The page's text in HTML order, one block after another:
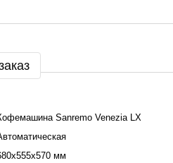
Sanremo Venezia LX
мм